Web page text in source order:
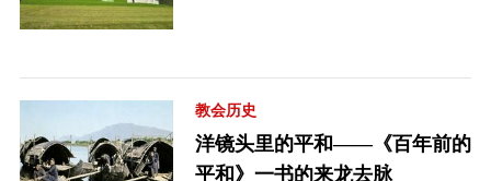
教会历史
洋镜头里的平和——《百年前的
平和》一书的来龙去脉